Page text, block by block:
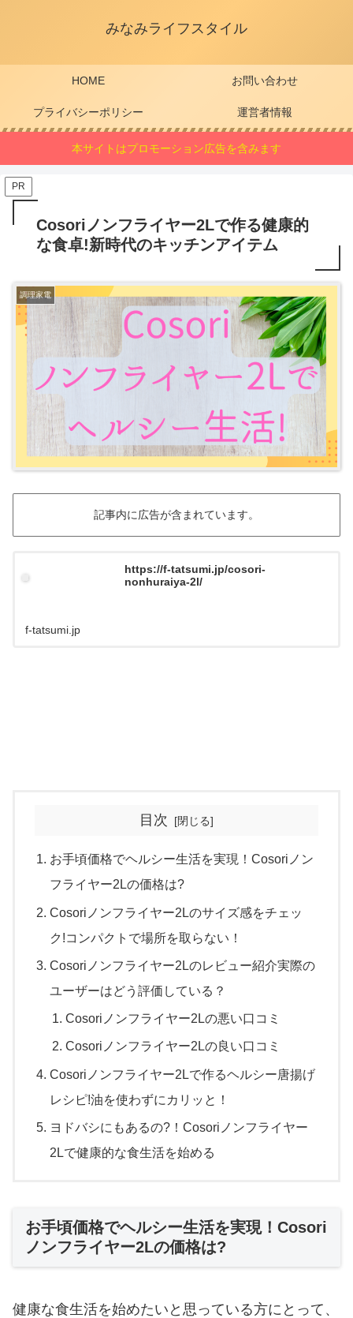
みなみライフスタイル
HOME お問い合わせ
プライバシーポリシー 運営者情報
本サイトはプロモーション広告を含みます
PR
Cosoriノンフライヤー2Lで作る健康的
な食卓!新時代のキッチンアイテム
調理家電
記事内に広告が含まれています。
https://f-tatsumi.jp/cosori-
nonhuraiya-2l/
f-tatsumi.jp
目次
お手頃価格でヘルシー生活を実現！Cosoriノン
フライヤー2Lの価格は?
Cosoriノンフライヤー2Lのサイズ感をチェッ
ク!コンパクトで場所を取らない！
Cosoriノンフライヤー2Lのレビュー紹介実際の
ユーザーはどう評価している？
Cosoriノンフライヤー2Lの悪い口コミ
Cosoriノンフライヤー2Lの良い口コミ
Cosoriノンフライヤー2Lで作るヘルシー唐揚げ
レシピ!油を使わずにカリッと！
ヨドバシにもあるの?！Cosoriノンフライヤー
2Lで健康的な食生活を始める
お手頃価格でヘルシー生活を実現！Cosori
ノンフライヤー2Lの価格は?
健康な食生活を始めたいと思っている方にとって、